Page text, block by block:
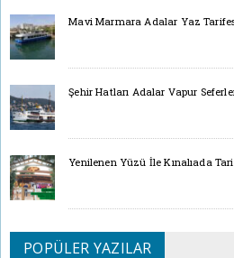
Mavi Marmara Adalar Yaz
Şehir Hatları Adalar Vapur
Yenilenen Yüzü İle Kınalıada
POPÜLER YAZILAR